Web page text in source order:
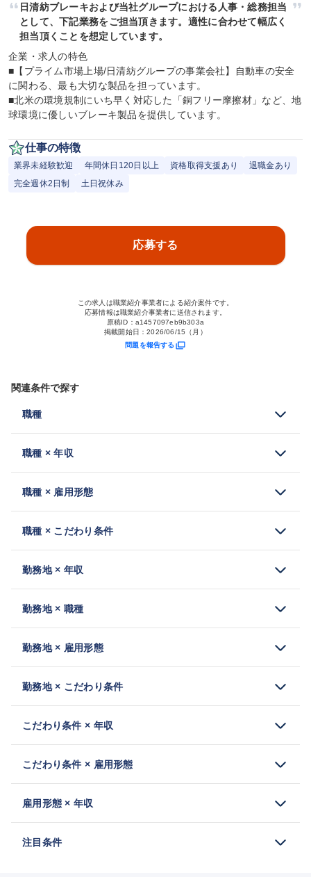
日清紡ブレーキおよび当社グループにおける人事・総務担当
として、下記業務をご担当頂きます。適性に合わせて幅広く
担当頂くことを想定しています。
企業・求人の特色
■【プライム市場上場/日清紡グループの事業会社】自動車の安全
に関わる、最も大切な製品を担っています。
■北米の環境規制にいち早く対応した「銅フリー摩擦材」など、地
球環境に優しいブレーキ製品を提供しています。
仕事の特徴
業界未経験歓迎 年間休日120日以上 資格取得支援あり
退職金あり
完全週休2日制
土日祝休み
応募する
この求人は職業紹介事業者による紹介案件です。
応募情報は職業紹介事業者に送信されます。
原稿ID： a1457097eb9b303a
掲載開始日：2026/06/15（月）
問題を報告する
関連条件で探す
職種
職種 × 年収
職種 × 雇用形態
職種 × こだわり条件
勤務地 × 年収
勤務地 × 職種
勤務地 × 雇用形態
勤務地 × こだわり条件
こだわり条件 × 年収
こだわり条件 × 雇用形態
雇用形態 × 年収
注目条件